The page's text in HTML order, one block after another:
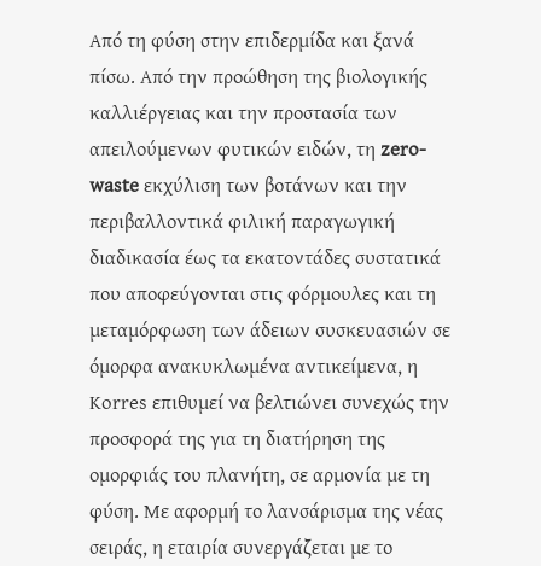
Από τη φύση στην επιδερμίδα και ξανά
πίσω. Από την προώθηση της βιολογικής
καλλιέργειας και την προστασία των
απειλούμενων φυτικών ειδών, τη zero-
wasteεκχύλιση των βοτάνων και την
περιβαλλοντικά φιλική παραγωγική
διαδικασία έως τα εκατοντάδες συστατικά
που αποφεύγονται στις φόρμουλες και τη
μεταμόρφωση των άδειων συσκευασιών σε
όμορφα ανακυκλωμένα αντικείμενα, η
Korres επιθυμεί να βελτιώνει συνεχώς την
προσφορά της για τη διατήρηση της
ομορφιάς του πλανήτη, σε αρμονία με τη
φύση. Με αφορμή το λανσάρισμα της νέας
σειράς, η εταιρία συνεργάζεται με το